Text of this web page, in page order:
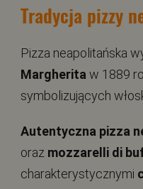
Tradycja pizzy
Pizza neapolitańska
Margherita w 1889
symbolizujących
Autentyczna pizza
oraz mozzarelli di
charakterystycznymi